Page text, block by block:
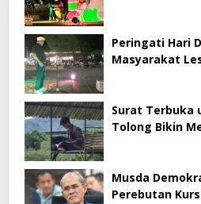
Peringati Hari
Masyarakat
Surat Terbuka
Tolong Bikin
Musda
Perebutan